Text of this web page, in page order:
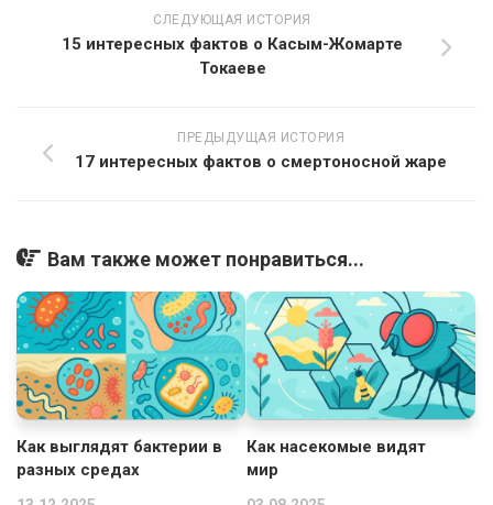
СЛЕДУЮЩАЯ ИСТОРИЯ
15 интересных фактов о Касым-Жомарте
Токаеве
ПРЕДЫДУЩАЯ ИСТОРИЯ
17 интересных фактов о смертоносной жаре
Вам также может понравиться...
Как выглядят бактерии в
разных средах
Как насекомые видят
мир